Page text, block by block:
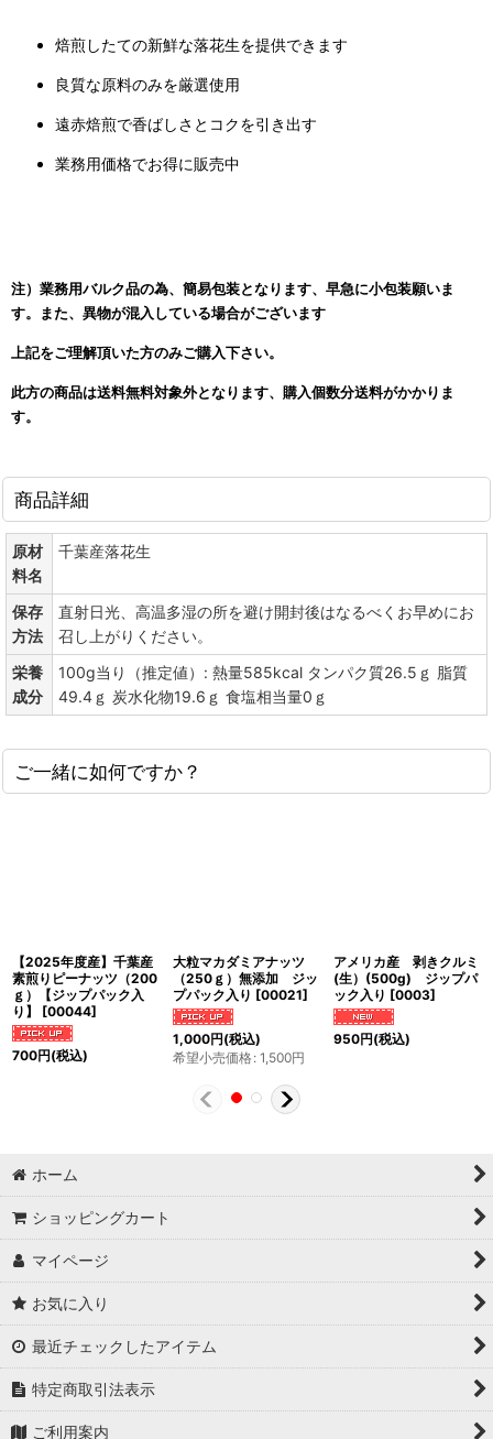
焙煎したての新鮮な落花生を提供できます
良質な原料のみを厳選使用
遠赤焙煎で香ばしさとコクを引き出す
業務用価格でお得に販売中
注）業務用バルク品の為、簡易包装となります、早急に小包装願いま
す。また、異物が混入している場合がございます
上記をご理解頂いた方のみご購入下さい。
此方の商品は送料無料対象外となります、購入個数分送料がかかりま
す。
商品詳細
原材
料名
千葉産落花生
保存
方法
直射日光、高温多湿の所を避け開封後はなるべくお早めにお
召し上がりください。
栄養
成分
100g当り（推定値）: 熱量585kcal タンパク質26.5ｇ 脂質
49.4ｇ 炭水化物19.6ｇ 食塩相当量0ｇ
ご一緒に如何ですか？
【2025年度産】千葉産
素煎りピーナッツ（200
ｇ）【ジップパック入
り】
[00044]
700円(税込)
大粒マカダミアナッツ
（250ｇ）無添加 ジッ
プパック入り [00021]
1,000円(税込)
希望小売価格: 1,500円
アメリカ産 剥きクルミ
(生）(500g) ジップパ
ック入り [0003]
950円(税込)
ホーム
ショッピングカート
マイページ
お気に入り
最近チェックしたアイテム
特定商取引法表示
ご利用案内